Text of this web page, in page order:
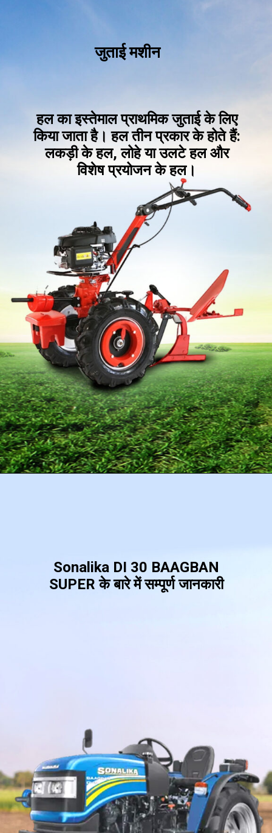
हल का इस्तेमाल प्राथमिक जुताई के लिए
किया जाता है। हल तीन प्रकार के होते हैं:
लकड़ी के हल, लोहे या उलटे हल और
विशेष प्रयोजन के हल।
जुताई मशीन
Sonalika DI 30 BAAGBAN
SUPER के बारे में सम्पूर्ण जानकारी